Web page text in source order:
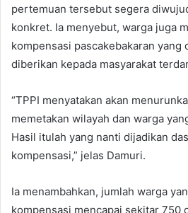
pertemuan tersebut segera
konkret. Ia menyebut, warga juga
kompensasi pascakebakaran yang
diberikan kepada masyarakat
“TPPI menyatakan akan
memetakan wilayah dan warga
Hasil itulah yang nanti dijadikan
kompensasi,” jelas Damuri.
Ia menambahkan, jumlah warga
kompensasi mencapai sekitar 750